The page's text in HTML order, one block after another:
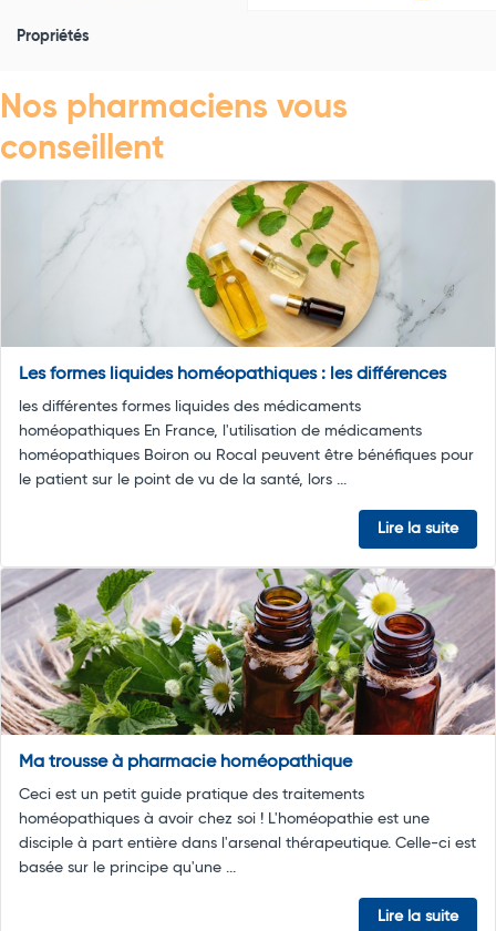
Propriétés
Nos pharmaciens vous
conseillent
Les formes liquides homéopathiques : les différences
les différentes formes liquides des médicaments
homéopathiques En France, l'utilisation de médicaments
homéopathiques Boiron ou Rocal peuvent être bénéfiques pour
le patient sur le point de vu de la santé, lors ...
Lire la suite
Ma trousse à pharmacie homéopathique
Ceci est un petit guide pratique des traitements
homéopathiques à avoir chez soi ! L'homéopathie est une
disciple à part entière dans l'arsenal thérapeutique. Celle-ci est
basée sur le principe qu'une ...
Lire la suite